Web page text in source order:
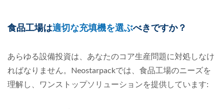
食品工場は適切な充填機を選ぶべきですか？
あらゆる設備投資は、あなたのコア生産問題に対処しなけ
ればなりません。Neostarpackでは、食品工場のニーズを
理解し、ワンストップソリューションを提供しています: